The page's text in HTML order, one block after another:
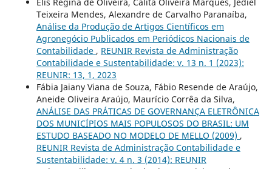
Elis Regina de Oliveira, Cálita Oliveira Marques, Jediel
Teixeira Mendes, Alexandre de Carvalho Paranaíba,
Análise da Produção de Artigos Científicos em
Agronegócio Publicados em Periódicos Nacionais de
Contabilidade , REUNIR Revista de Administração
Contabilidade e Sustentabilidade: v. 13 n. 1 (2023):
REUNIR: 13, 1, 2023
Fábia Jaiany Viana de Souza, Fábio Resende de Araújo,
Aneide Oliveira Araújo, Maurício Corrêa da Silva,
ANÁLISE DAS PRÁTICAS DE GOVERNANÇA ELETRÔNICA
DOS MUNICÍPIOS MAIS POPULOSOS DO BRASIL: UM
ESTUDO BASEADO NO MODELO DE MELLO (2009) ,
REUNIR Revista de Administração Contabilidade e
Sustentabilidade: v. 4 n. 3 (2014): REUNIR